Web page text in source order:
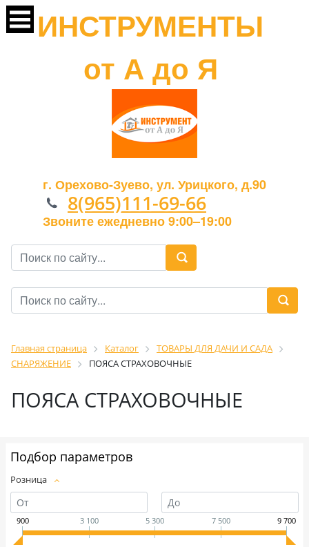
ИНСТРУМЕНТЫ
от А до Я
г. Орехово-Зуево, ул. Урицкого, д.90
8(965)111-69-66
Звоните ежедневно 9:00–19:00
Главная страница Каталог
ТОВАРЫ ДЛЯ ДАЧИ И САДА
СНАРЯЖЕНИЕ
ПОЯСА СТРАХОВОЧНЫЕ
ПОЯСА СТРАХОВОЧНЫЕ
Подбор параметров
Розница
900 3 100 5 300 7 500 9 700